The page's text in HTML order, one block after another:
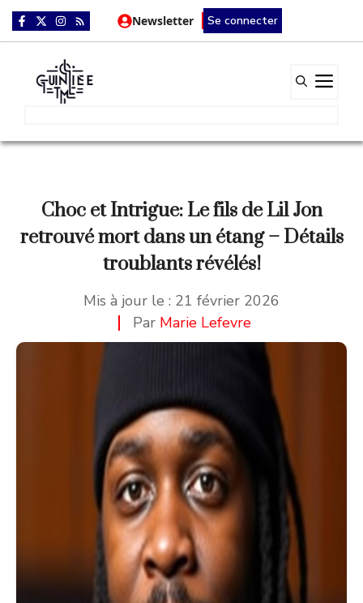
Aller
au
Newsletter Se connecter
Choc et Intrigue: Le fils de Lil Jon
retrouvé mort dans un étang – Détails
troublants révélés!
Mis à jour le : 21 février 2026
Par Marie Lefevre